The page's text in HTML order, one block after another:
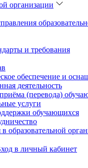
организации
и требования
обеспечение и
деятельность
(перевода)
услуги
обучающихся
образовательной
в личный кабинет